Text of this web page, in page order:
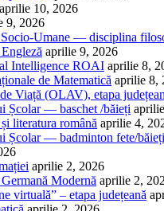
aprilie 10, 2026
9, 2026
Umane — disciplina
aprilie 9, 2026
Intelligence ROAI aprilie 8,
de Matematică aprilie 8,
Viață (OLAV), etapa
Școlar — baschet /băieți
literatura română aprilie 4,
Școlar — badminton fete/băieți
aprilie 2, 2026
Modernă aprilie 2,
virtuală” – etapa județeană